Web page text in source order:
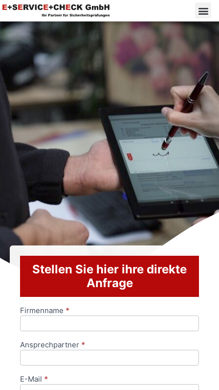
Stellen Sie hier ihre direkte
Anfrage
Anfrageformular
Firmenname *
Ansprechpartner *
E-Mail *